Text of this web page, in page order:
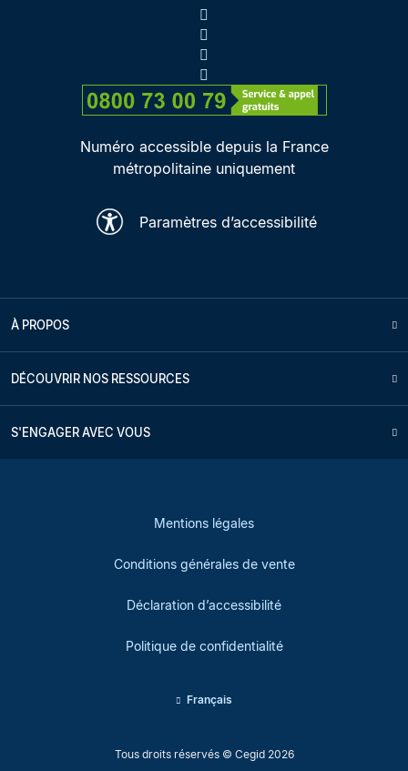
Numéro accessible depuis la France
métropolitaine uniquement
Paramètres d’accessibilité
À PROPOS
DÉCOUVRIR NOS RESSOURCES
S'ENGAGER AVEC VOUS
Tous droits réservés © Cegid 2026
Mentions légales
Conditions générales de vente
Déclaration d’accessibilité
Politique de confidentialité
Français